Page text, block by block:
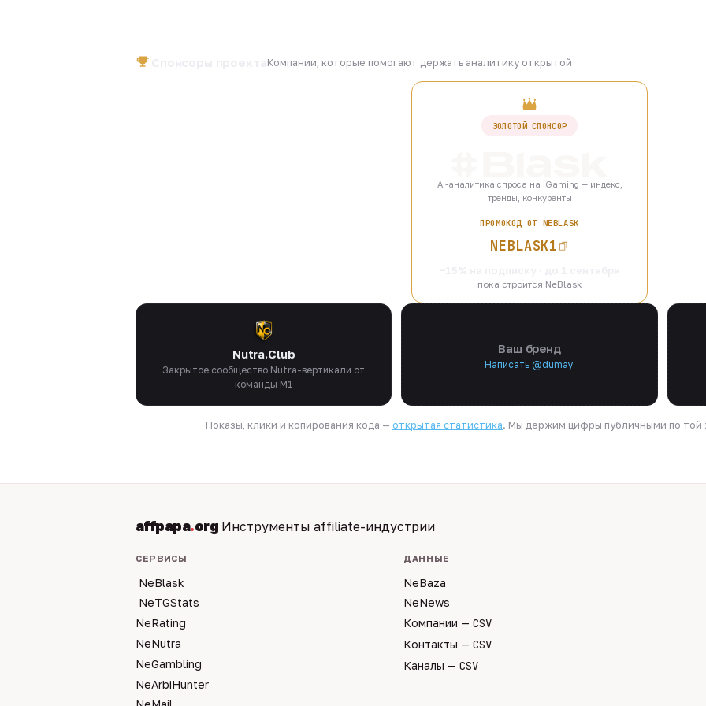
Компании, которые помогают держать аналитику открытой
ЗОЛОТОЙ СПОНСОР
AI-аналитика спроса на iGaming — индекс,
тренды, конкуренты
ПРОМОКОД ОТ NEBLASK
NEBLASK1
пока строится NeBlask
Nutra.Club
Закрытое сообщество Nutra-вертикали от
команды M1
Ваш бренд
Написать @dumay
Показы, клики и копирования кода — открытая статистика. Мы держим цифры публичными по той
affpapa.org Инструменты affiliate-индустрии
СЕРВИСЫ
NeBlask
NeTGStats
NeRating
NeNutra
NeGambling
NeArbiHunter
ДАННЫЕ
NeBaza
NeNews
Компании — CSV
Контакты — CSV
Каналы — CSV